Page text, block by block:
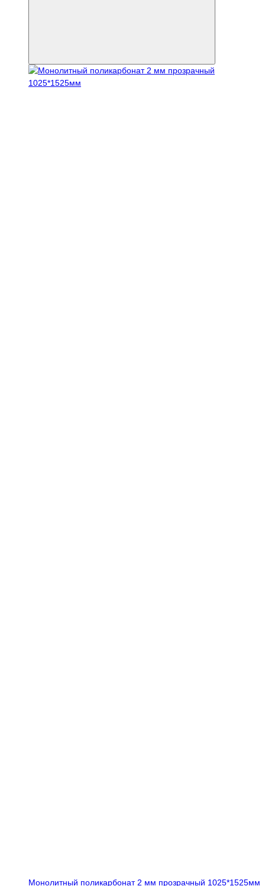
Монолитный поликарбонат 2 мм прозрачный 1025*1525мм